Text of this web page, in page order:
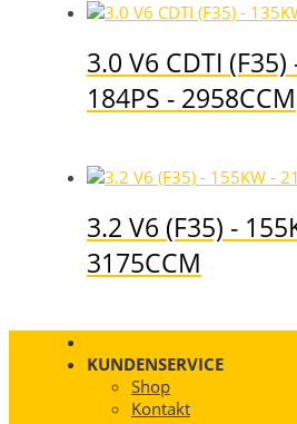
3.0 V6 CDTI (F35)
184PS - 2958CCM
3.2 V6 (F35) -
3175CCM
KUNDENSERVICE
Shop
Kontakt